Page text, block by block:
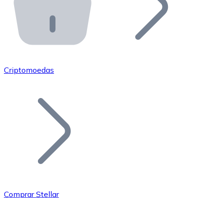
API Bitnovo
Integre nossa API no seu ecossistema.
Junte-se à nossa rede de revendedores e comercialize
Adicione o token do seu projeto ao nosso serviço de
Criptomoedas
Comprar Stellar